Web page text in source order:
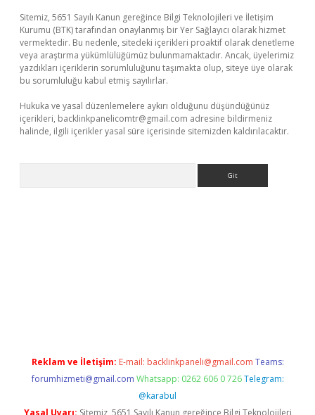
Sitemiz, 5651 Sayılı Kanun gereğince Bilgi Teknolojileri ve İletişim
Kurumu (BTK) tarafından onaylanmış bir Yer Sağlayıcı olarak hizmet
vermektedir. Bu nedenle, sitedeki içerikleri proaktif olarak denetleme
veya araştırma yükümlülüğümüz bulunmamaktadır. Ancak, üyelerimiz
yazdıkları içeriklerin sorumluluğunu taşımakta olup, siteye üye olarak
bu sorumluluğu kabul etmiş sayılırlar.
Hukuka ve yasal düzenlemelere aykırı olduğunu düşündüğünüz
içerikleri, backlinkpanelicomtr@gmail.com adresine bildirmeniz
halinde, ilgili içerikler yasal süre içerisinde sitemizden kaldırılacaktır.
Reklam ve İletişim: E-mail: backlinkpaneli@gmail.com Teams:
forumhizmeti@gmail.com Whatsapp: 0262 606 0 726 Telegram:
@karabul
Yasal Uyarı: Sitemiz, 5651 Sayılı Kanun gereğince Bilgi Teknolojileri